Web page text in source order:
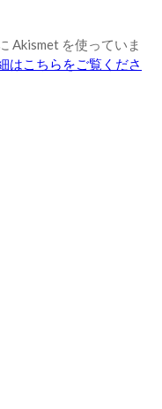
Akismet を使っていま
はこちらをご覧くださ